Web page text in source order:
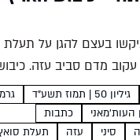
בעצם להגן על תעלת
מדם סביב עזה.
הגיע רק לאחר בואו של
הטעיה רחבת היקף,...
גיליון 50 | תמוז תשע"ד
העות'מאני
כתבות
סיני עזה תעלת